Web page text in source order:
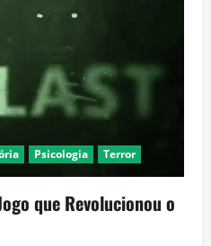
Psicologia Terror
que Revolucionou o